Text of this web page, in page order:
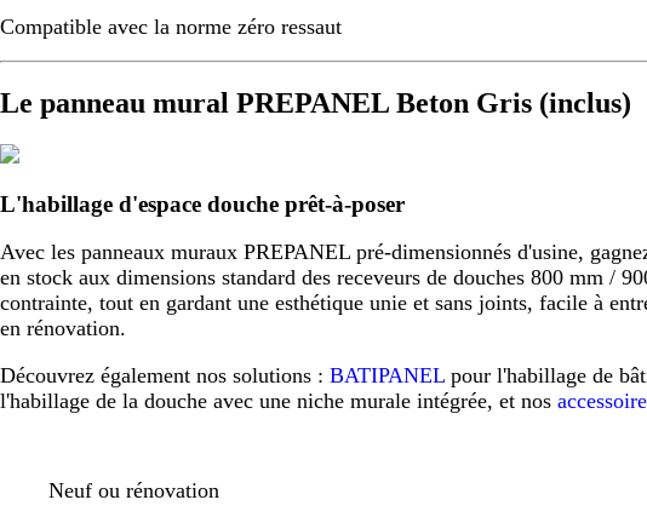
Compatible avec la norme zéro ressaut
Le panneau mural PREPANEL Beton Gris (inclus)
L'habillage d'espace douche prêt-à-poser
Avec les panneaux muraux PREPANEL pré-dimensionnés d'usine,
en stock aux dimensions standard des receveurs de douches 800 mm /
contrainte, tout en gardant une esthétique unie et sans joints, facile à
en rénovation.
Découvrez également nos solutions : BATIPANEL pour l'habillage de
l'habillage de la douche avec une niche murale intégrée, et nos
Neuf ou rénovation